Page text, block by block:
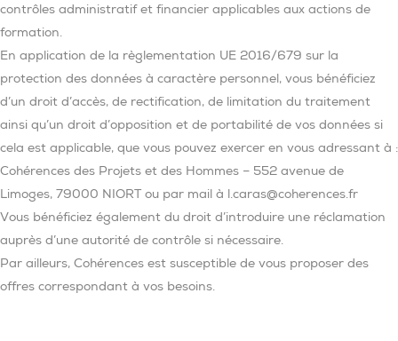
contrôles administratif et financier applicables aux actions de
formation.
En application de la règlementation UE 2016/679 sur la
protection des données à caractère personnel, vous bénéficiez
d’un droit d’accès, de rectification, de limitation du traitement
ainsi qu’un droit d’opposition et de portabilité de vos données si
cela est applicable, que vous pouvez exercer en vous adressant à :
Cohérences des Projets et des Hommes – 552 avenue de
Limoges, 79000 NIORT ou par mail à l.caras@coherences.fr
Vous bénéficiez également du droit d’introduire une réclamation
auprès d’une autorité de contrôle si nécessaire.
Par ailleurs, Cohérences est susceptible de vous proposer des
offres correspondant à vos besoins.